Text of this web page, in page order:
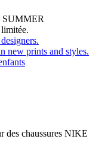
SUMMER
new prints and styles.
des chaussures NIKE